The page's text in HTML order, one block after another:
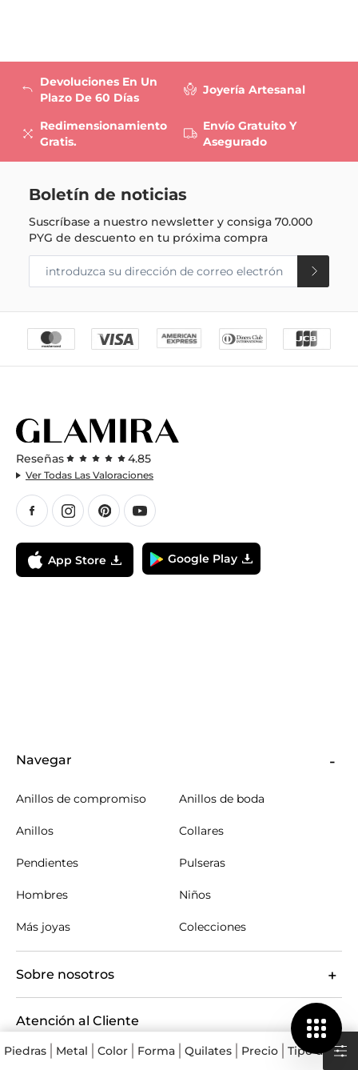
Piedras Metal Color Forma Quilates Precio Tipo de
Devoluciones En Un
Plazo De 60 Días
Redimensionamiento
Gratis.
Joyería Artesanal
Envío Gratuito Y
Asegurado
Boletín de noticias
Suscríbase a nuestro newsletter y consiga70.000
PYG de descuento en tu próxima compra
Reseñas 4.85
Ver Todas Las Valoraciones
App Store Google Play
Navegar
Anillos de compromiso Anillos de boda
Anillos Collares
Pendientes Pulseras
Hombres Niños
Más joyas Colecciones
Sobre nosotros
Atención al Cliente